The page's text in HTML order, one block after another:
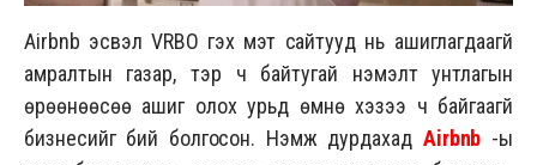
Airbnb эсвэл VRBO гэх мэт сайтууд нь ашиглагдаагүй
амралтын газар, тэр ч байтугай нэмэлт унтлагын
өрөөнөөсөө ашиг олох урьд өмнө хэзээ ч байгаагүй
бизнесийг бий болгосон. Нэмж дурдахад Airbnb -ы